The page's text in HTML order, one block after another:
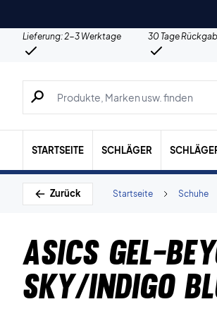
Lieferung: 2-3 Werktage 30 Tage
Suche nach Produkten, Marken usw.
STARTSEITE SCHLÄGER
Zurück Schuhe
Startseite
Asics Gel-
Sky/Indigo